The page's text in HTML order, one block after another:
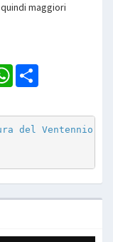
maggiori
WhatsApp
del Ventennio